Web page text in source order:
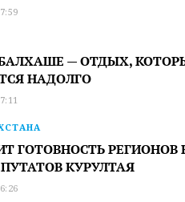
— ОТДЫХ,
НАДОЛГО
ГОТОВНОСТЬ РЕГИОНОВ
КУРУЛТАЯ